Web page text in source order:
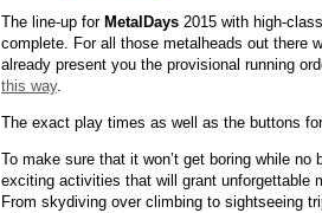
The line-up for MetalDays 2015 with high-
complete. For all those metalheads out there
already present you the provisional running
this way.
The exact play times as well as the buttons
To make sure that it won’t get boring while no
exciting activities that will grant unforgettable
From skydiving over climbing to sightseeing